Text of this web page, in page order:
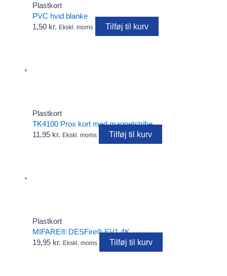
Plastkort
PVC hvid blanke
1,50 kr. Ekskl. moms Tilføj til kurv
Plastkort
TK4100 Prox kort med magnetstribe
11,95 kr. Ekskl. moms Tilføj til kurv
Plastkort
MIFARE® DESFire® EV1 4K
19,95 kr. Ekskl. moms Tilføj til kurv